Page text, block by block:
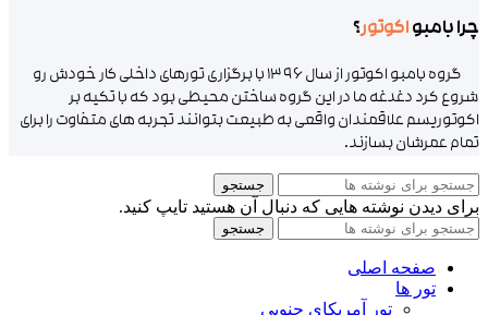
چرا بامبواکوتور؟
گروه بامبو اکوتور از سال ۱۳۹۶ با برگزاری تورهای داخلی کار خودش رو
شروع کرد دغدغه ما در این گروه ساختن محیطی بود که با تکیه بر
اکوتوریسم علاقمندان واقعی به طبیعت بتوانند تجربه های متفاوت را برای
تمام عمرشان بسازند.
جستجو
برای دیدن نوشته هایی که دنبال آن هستید تایپ کنید.
جستجو
صفحه اصلی
تور ها
تور آمریکای جنوبی